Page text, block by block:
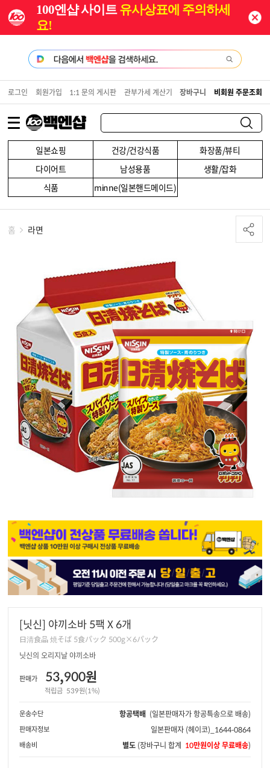
100엔샵 사이트유사상표에 주의하세
요!
일본쇼핑 건강/건강식품
화장품/뷰티
다이어트
남성용품
생활/잡화
식품
minne(일본핸드메이드)
로그인 회원가입 1:1 문의 게시판 관부가세 계산기 장바구니 비회원 주문조회
홈 라면
[닛신] 야끼소바 5팩 X 6개
日清食品 焼そば 5食パック 500g×6パック
닛신의 오리지날 야끼소바
판매가 53,900원
적립금 539원(1%)
운송수단 항공택배 (일본판매자가 항공특송으로 배송)
판매자정보 일본판매자 (헤이코)_1644-0864
배송비 별도 (장바구니 합계 10만원이상 무료배송)